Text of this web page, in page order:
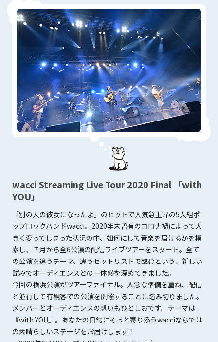
wacci Streaming Live Tour 2020 Final 「with
YOU」
「別の人の彼女になったよ」のヒットで人気急上昇の5人組ポ
ップロックバンドwacci。2020年未曽有のコロナ禍によって大
きく変ってしまった状況の中、如何にして音楽を届けるかを模
索し、７月から全6公演の配信ライブツアーをスタート。全て
の公演を違うテーマ、違うセットリストで臨むという、新しい
試みでオーディエンスとの一体感を深めてきました。
今回の横浜公演がツアーファイナル。入念な準備を重ね、配信
と並行して有観客での公演を開催することに踏み切りました。
メンバーとオーディエンスの想いもひとしおです。テーマは
『with YOU』。あなたの日常にそっと寄り添うwacciならでは
の素晴らしいステージをお届けします！